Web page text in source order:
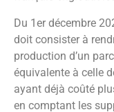
les relevés
la forme
ECOWATT :
Il n’y a aucune